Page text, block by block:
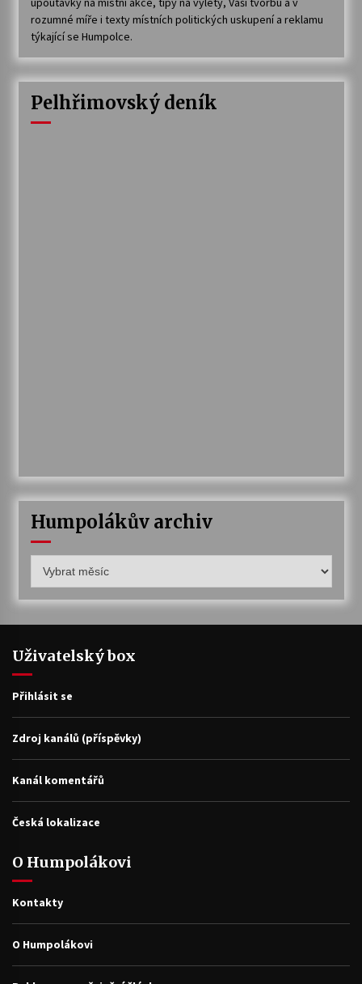
rozumné míře i texty místních politických uskupení a reklamu
týkající se Humpolce.
Pelhřimovský deník
Humpolákův archiv
archiv
Uživatelský box
Přihlásit se
Zdroj kanálů (příspěvky)
Kanál komentářů
Česká lokalizace
O Humpolákovi
Kontakty
O Humpolákovi